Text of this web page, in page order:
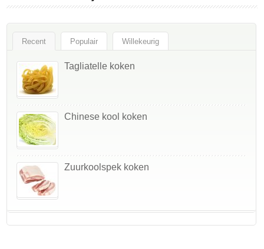
Recent Populair Willekeurig
Tagliatelle koken
Chinese kool koken
Zuurkoolspek koken